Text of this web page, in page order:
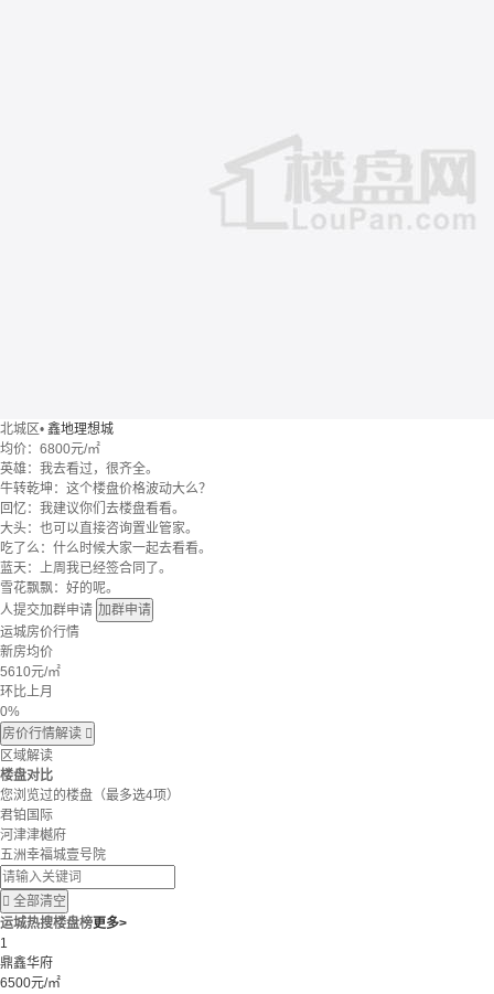
北城区• 鑫地理想城
均价： 6800元/㎡
英雄：我去看过，很齐全。
牛转乾坤：这个楼盘价格波动大么？
回忆：我建议你们去楼盘看看。
大头：也可以直接咨询置业管家。
吃了么：什么时候大家一起去看看。
蓝天：上周我已经签合同了。
雪花飘飘：好的呢。
人提交加群申请 加群申请
运城房价行情
新房均价
5610元/㎡
环比上月
0%
房价行情解读 
区域解读
楼盘对比
您浏览过的楼盘 （最多选4项）
君铂国际
河津津樾府
五洲幸福城壹号院
 全部清空
运城热搜楼盘榜更多>
1
鼎鑫华府
6500元/㎡